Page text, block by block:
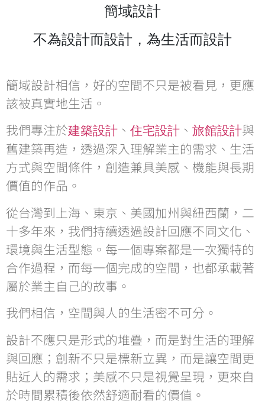
簡域設計
不為設計而設計，為生活而設計
簡域設計相信，好的空間不只是被看見，更應
該被真實地生活。
我們專注於建築設計 、 住宅設計 、 旅館設計與
舊建築再造，透過深入理解業主的需求、生活
方式與空間條件，創造兼具美感、機能與長期
價值的作品。
從台灣到上海、東京、美國加州與紐西蘭，二
十多年來，我們持續透過設計回應不同文化、
環境與生活型態。每一個專案都是一次獨特的
合作過程，而每一個完成的空間，也都承載著
屬於業主自己的故事。
我們相信，空間與人的生活密不可分。
設計不應只是形式的堆疊，而是對生活的理解
與回應；創新不只是標新立異，而是讓空間更
貼近人的需求；美感不只是視覺呈現，更來自
於時間累積後依然舒適耐看的價值。